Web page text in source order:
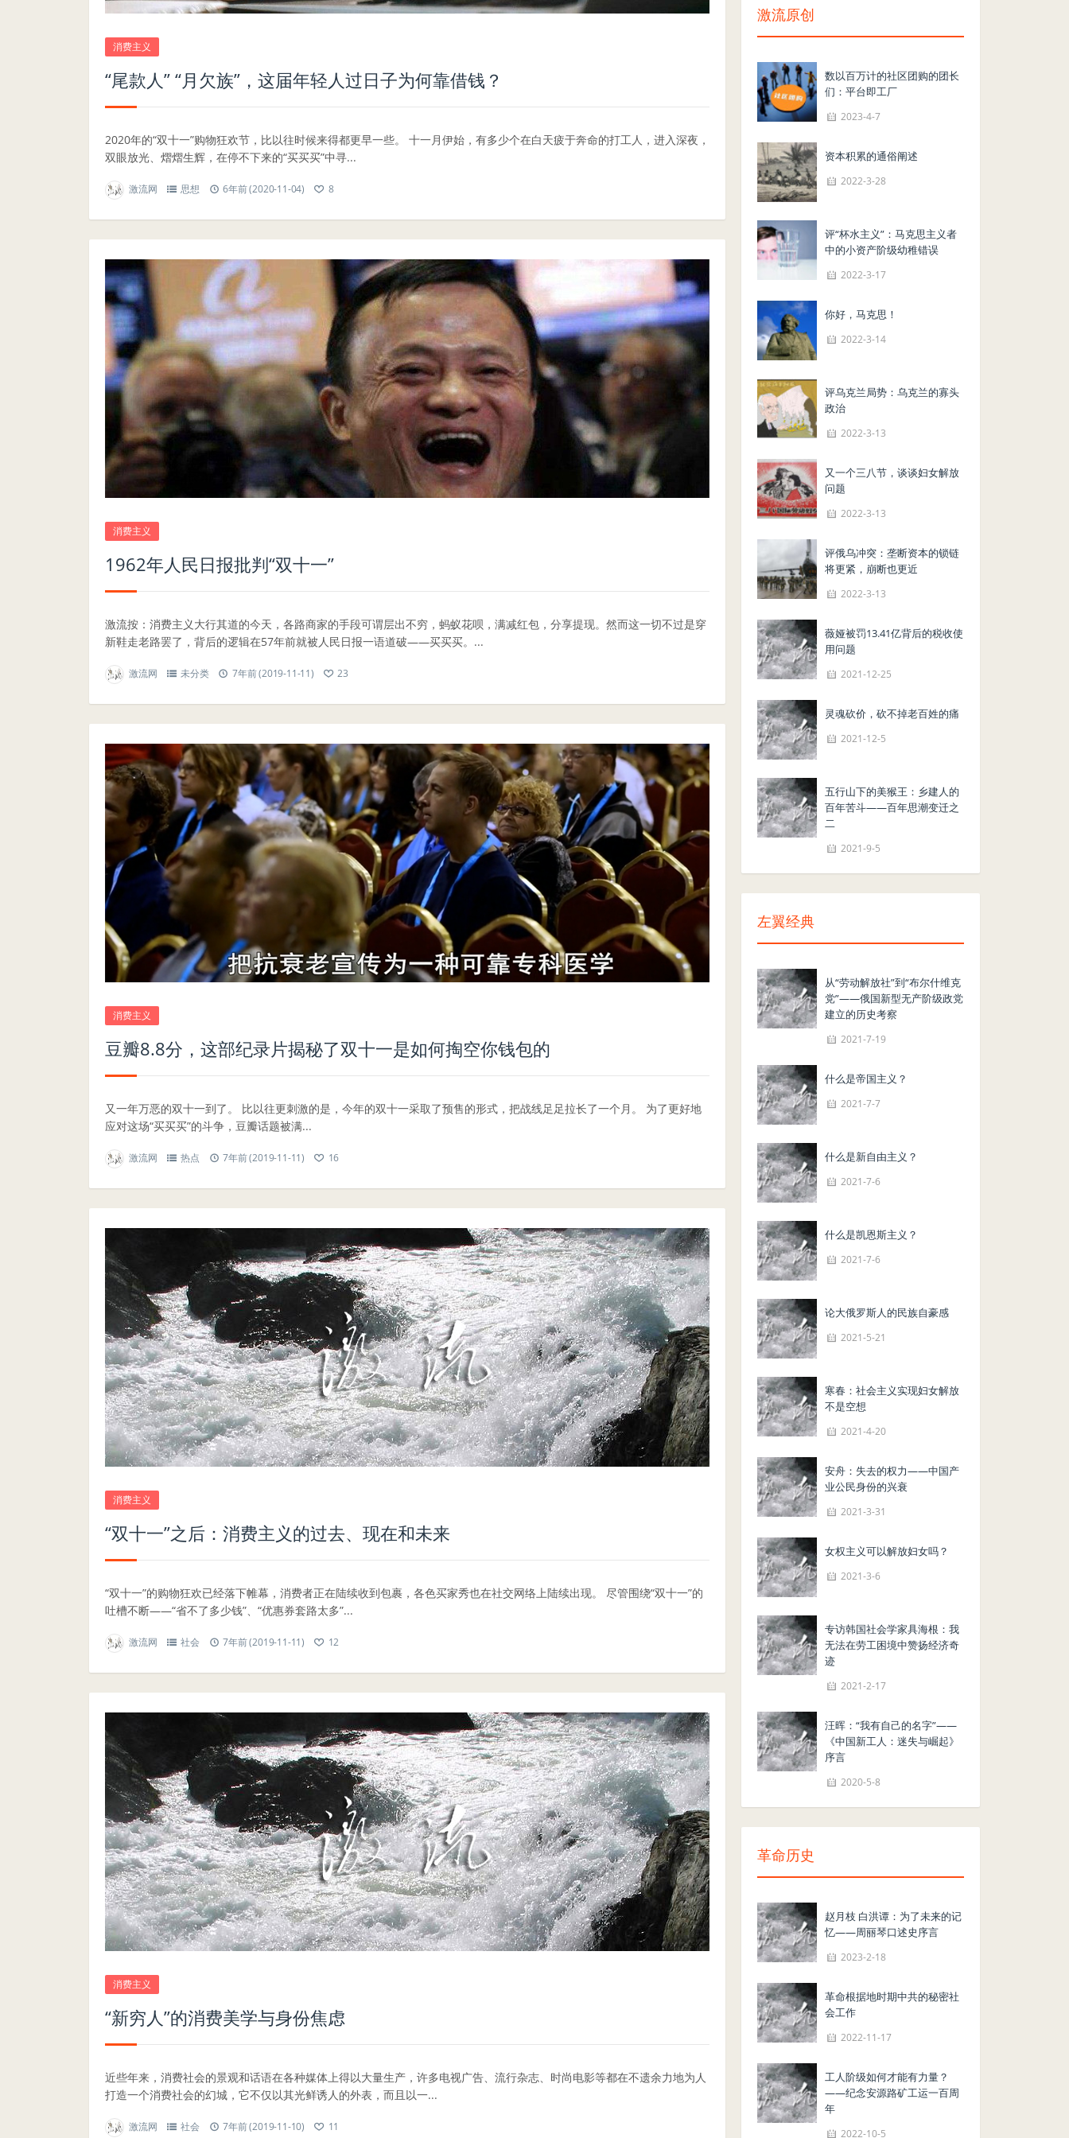
消费主义
“尾款人” “月欠族”，这届年轻人过日子为何靠借钱？
2020年的“双十一”购物狂欢节，比以往时候来得都更早一些。 十一月伊始，有多少个在白天疲于奔命的打工人，进入深夜，
双眼放光、熠熠生辉，在停不下来的“买买买”中寻...
激流网 思想 6年前 (2020-11-04) 8
消费主义
1962年人民日报批判“双十一”
激流按：消费主义大行其道的今天，各路商家的手段可谓层出不穷，蚂蚁花呗，满减红包，分享提现。然而这一切不过是穿
新鞋走老路罢了，背后的逻辑在57年前就被人民日报一语道破——买买买。...
激流网 未分类 7年前 (2019-11-11) 23
消费主义
豆瓣8.8分，这部纪录片揭秘了双十一是如何掏空你钱包的
又一年万恶的双十一到了。 比以往更刺激的是，今年的双十一采取了预售的形式，把战线足足拉长了一个月。 为了更好地
应对这场“买买买”的斗争，豆瓣话题被满...
激流网 热点 7年前 (2019-11-11) 16
消费主义
“双十一”之后：消费主义的过去、现在和未来
“双十一”的购物狂欢已经落下帷幕，消费者正在陆续收到包裹，各色买家秀也在社交网络上陆续出现。 尽管围绕“双十一”的
吐槽不断——“省不了多少钱”、“优惠券套路太多”...
激流网 社会 7年前 (2019-11-11) 12
消费主义
“新穷人”的消费美学与身份焦虑
近些年来，消费社会的景观和话语在各种媒体上得以大量生产，许多电视广告、流行杂志、时尚电影等都在不遗余力地为人
打造一个消费社会的幻城，它不仅以其光鲜诱人的外表，而且以一...
激流网 社会 7年前 (2019-11-10) 11
激流原创
数以百万计的社区团购的团长
们：平台即工厂
2023-4-7
资本积累的通俗阐述
2022-3-28
评“杯水主义”：马克思主义者
中的小资产阶级幼稚错误
2022-3-17
你好，马克思！
2022-3-14
评乌克兰局势：乌克兰的寡头
政治
2022-3-13
又一个三八节，谈谈妇女解放
问题
2022-3-13
评俄乌冲突：垄断资本的锁链
将更紧，崩断也更近
2022-3-13
薇娅被罚13.41亿背后的税收使
用问题
2021-12-25
灵魂砍价，砍不掉老百姓的痛
2021-12-5
五行山下的美猴王：乡建人的
百年苦斗——百年思潮变迁之
二
2021-9-5
左翼经典
从“劳动解放社”到“布尔什维克
党”——俄国新型无产阶级政党
建立的历史考察
2021-7-19
什么是帝国主义？
2021-7-7
什么是新自由主义？
2021-7-6
什么是凯恩斯主义？
2021-7-6
论大俄罗斯人的民族自豪感
2021-5-21
寒春：社会主义实现妇女解放
不是空想
2021-4-20
安舟：失去的权力——中国产
业公民身份的兴衰
2021-3-31
女权主义可以解放妇女吗？
2021-3-6
专访韩国社会学家具海根：我
无法在劳工困境中赞扬经济奇
迹
2021-2-17
汪晖：“我有自己的名字”——
《中国新工人：迷失与崛起》
序言
2020-5-8
革命历史
赵月枝 白洪谭：为了未来的记
忆——周丽琴口述史序言
2023-2-18
革命根据地时期中共的秘密社
会工作
2022-11-17
工人阶级如何才能有力量？
——纪念安源路矿工运一百周
年
2022-10-5